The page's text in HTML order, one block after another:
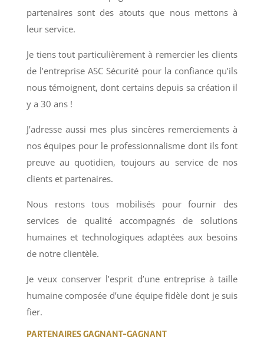
partenaires sont des atouts que nous mettons à
leur service.
Je tiens tout particulièrement à remercier les clients
de l’entreprise ASC Sécurité pour la confiance qu’ils
nous témoignent, dont certains depuis sa création il
y a 30 ans !
J’adresse aussi mes plus sincères remerciements à
nos équipes pour le professionnalisme dont ils font
preuve au quotidien, toujours au service de nos
clients et partenaires.
Nous restons tous mobilisés pour fournir des
services de qualité accompagnés de solutions
humaines et technologiques adaptées aux besoins
de notre clientèle.
Je veux conserver l’esprit d’une entreprise à taille
humaine composée d’une équipe fidèle dont je suis
fier.
PARTENAIRES GAGNANT-GAGNANT